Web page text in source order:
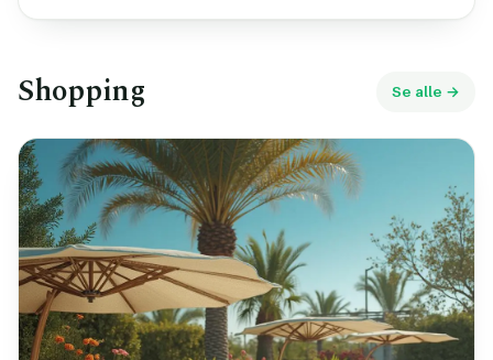
Shopping Se alle →